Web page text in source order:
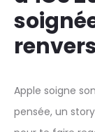
Apple soigne
pensée, un